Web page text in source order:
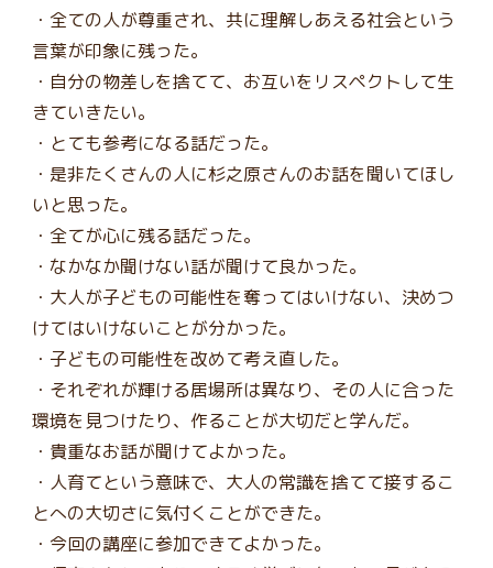
・全ての人が尊重され、共に理解しあえる社会という
言葉が印象に残った。
・自分の物差しを捨てて、お互いをリスペクトして生
きていきたい。
・とても参考になる話だった。
・是非たくさんの人に杉之原さんのお話を聞いてほし
いと思った。
・全てが心に残る話だった。
・なかなか聞けない話が聞けて良かった。
・大人が子どもの可能性を奪ってはいけない、決めつ
けてはいけないことが分かった。
・子どもの可能性を改めて考え直した。
・それぞれが輝ける居場所は異なり、その人に合った
環境を見つけたり、作ることが大切だと学んだ。
・貴重なお話が聞けてよかった。
・人育てという意味で、大人の常識を捨てて接するこ
とへの大切さに気付くことができた。
・今回の講座に参加できてよかった。